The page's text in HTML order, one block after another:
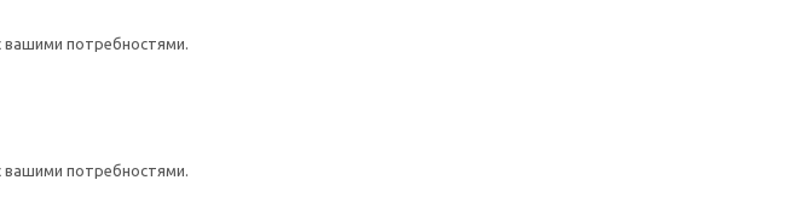
вашими потребностями.
вашими потребностями.